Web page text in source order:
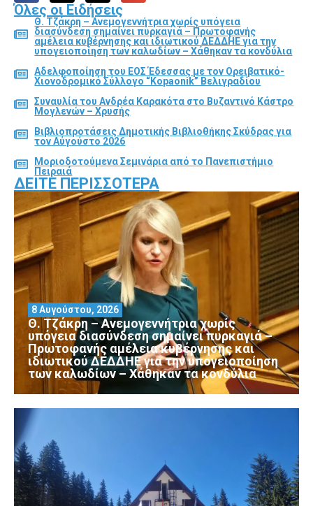
Όλες οι Ειδήσεις
Θ. Τζάκρη – Ανεμογεννήτρια χωρίς υπόγεια
διασύνδεση σημαίνει πυρκαγιά – Πρωτοφανής
αμέλεια κυβέρνησης και ιδιωτικού ΔΕΔΔΗΕ για την
υπογειοποίηση των καλωδίων – Χάθηκαν τα κονδύλια
Αδελφοποίηση του ΕΟΣ Έδεσσας με τον Ορειβατικό-
Χιονοδρομικό Σύλλογο “Kopaonik” Βελιγραδίου
Συναυλία του Ανδρέα Καρακότα στο Βυζαντινό Κάστρο
Μογλενών – Χρυσής
Βιβλιοπροτάσεις Δημοτικής Βιβλιοθήκης Σκύδρας για
τον Αύγούστο 2026
Μοριοδοτούμενα Σεμινάρια από το Πανεπιστήμιο
Πειραιά
ΔΕΊΤΕ ΠΕΡΙΣΣΌΤΕΡΑ
Θ. Τζάκρη – Ανεμογεννήτρια χωρίς
υπόγεια διασύνδεση σημαίνει πυρκαγιά –
Πρωτοφανής αμέλεια κυβέρνησης και
ιδιωτικού ΔΕΔΔΗΕ για την υπογειοποίηση
των καλωδίων – Χάθηκαν τα κονδύλια
8 Αυγούστου, 2026